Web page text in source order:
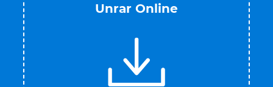
Unrar Online